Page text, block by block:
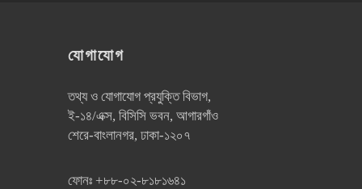
যোগাযোগ
তথ্য ও যোগাযোগ প্রযুক্তি বিভাগ,
ই-১৪/এক্স, বিসিসি ভবন, আগারগাঁও
শেরে-বাংলানগর, ঢাকা-১২০৭
ফোনঃ +৮৮-০২-৮১৮১৬৪১